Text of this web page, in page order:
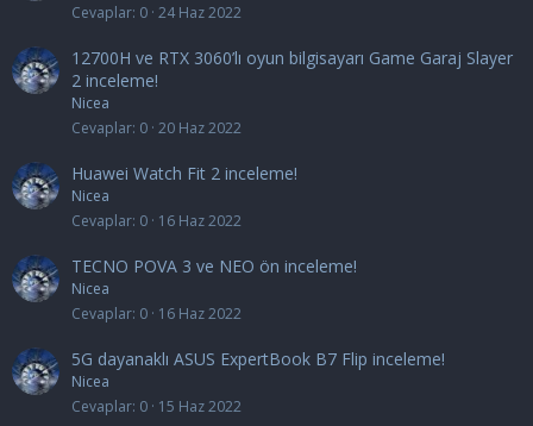
Cevaplar 0 24 Haz 2022
12700H ve RTX 3060’lı oyun bilgisayarı Game Garaj Slayer
2 inceleme!
Nicea
Cevaplar 0 20 Haz 2022
Huawei Watch Fit 2 inceleme!
Nicea
Cevaplar 0 16 Haz 2022
TECNO POVA 3 ve NEO ön inceleme!
Nicea
Cevaplar 0 16 Haz 2022
5G dayanaklı ASUS ExpertBook B7 Flip inceleme!
Nicea
Cevaplar 0 15 Haz 2022